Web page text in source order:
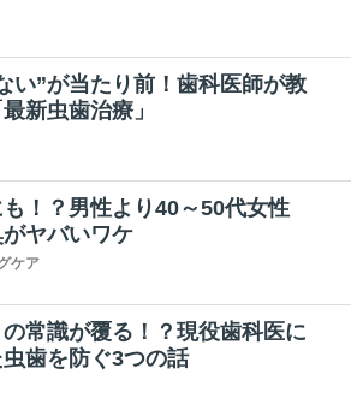
い”が当たり前！歯科医師が教
新虫歯治療」
！？男性より40～50代女性
ヤバいワケ
ケア
常識が覆る！？現役歯科医に
虫歯を防ぐ3つの話